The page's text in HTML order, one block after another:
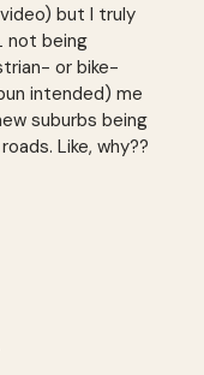
but I truly
not being
or bike-
intended) me
suburbs being
Like, why??